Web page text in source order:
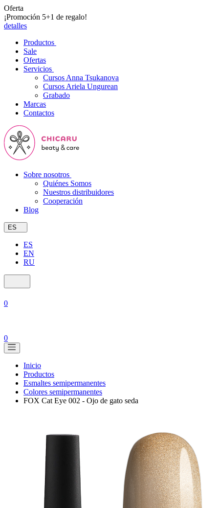
Oferta
¡Promoción 5+1 de regalo!
detalles
Productos
Sale
Ofertas
Servicios
Cursos Anna Tsukanova
Cursos Ariela Ungurean
Grabado
Marcas
Contactos
Sobre nosotros
Quiénes Somos
Nuestros distribuidores
Cooperación
Blog
ES
ES
EN
RU
0
0
Inicio
Productos
Esmaltes semipermanentes
Colores semipermanentes
FOX Cat Eye 002 - Ojo de gato seda